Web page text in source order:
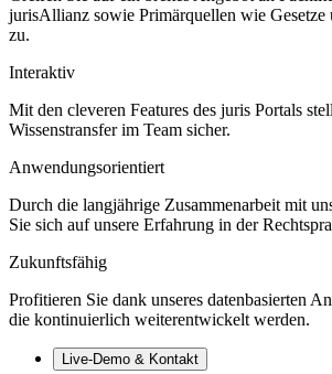
jurisAllianz sowie Primärquellen wie Gesetze
zu.
Interaktiv
Mit den cleveren Features des juris Portals
Wissenstransfer im Team sicher.
Anwendungsorientiert
Durch die langjährige Zusammenarbeit mit
Sie sich auf unsere Erfahrung in der
Zukunftsfähig
Profitieren Sie dank unseres datenbasierten
die kontinuierlich weiterentwickelt werden.
Live‑Demo & Kontakt